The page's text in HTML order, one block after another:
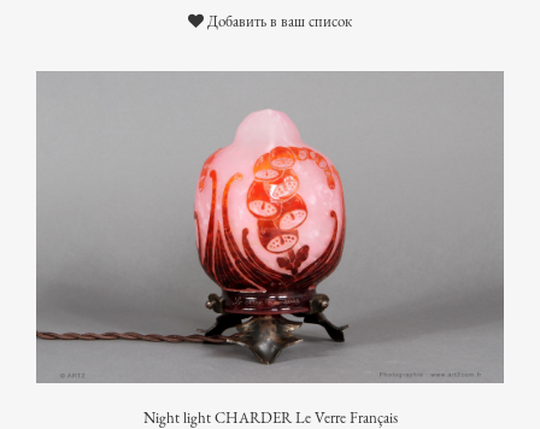
Добавить в ваш список
Night light CHARDER Le Verre Français